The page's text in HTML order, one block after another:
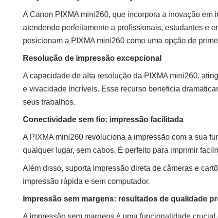
A Canon PIXMA mini260, que incorpora a inovação em
atendendo perfeitamente a profissionais, estudantes e
posicionam a PIXMA mini260 como uma opção de
Resolução de impressão excepcional
A capacidade de alta resolução da PIXMA mini260,
e vivacidade incríveis. Esse recurso beneficia
seus trabalhos.
Conectividade sem fio: impressão facilitada
A PIXMA mini260 revoluciona a impressão com a sua
qualquer lugar, sem cabos. É perfeito para imprimir
Além disso, suporta impressão direta de câmeras e
impressão rápida e sem computador.
Impressão sem margens: resultados de qualidade